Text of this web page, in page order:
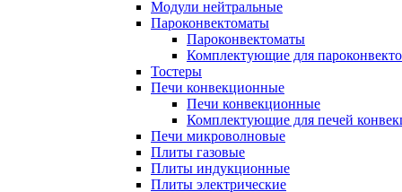
Модули нейтральные
Пароконвектоматы
Пароконвектоматы
Комплектующие для
Тостеры
Печи конвекционные
Печи конвекционные
Комплектующие для печей
Печи микроволновые
Плиты газовые
Плиты индукционные
Плиты электрические